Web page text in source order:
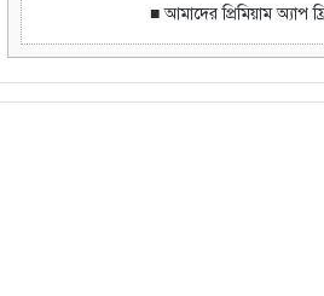
■ আমাদের প্রিমিয়াম অ্যাপ